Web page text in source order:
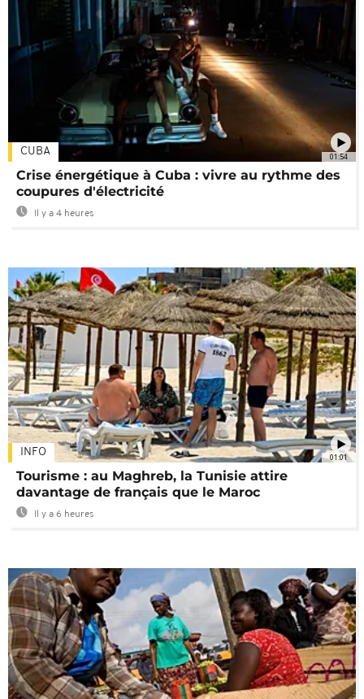
01:54
CUBA
Crise énergétique à Cuba : vivre au rythme des
coupures d'électricité
Il y a 4 heures
01:01
INFO
Tourisme : au Maghreb, la Tunisie attire
davantage de français que le Maroc
Il y a 6 heures